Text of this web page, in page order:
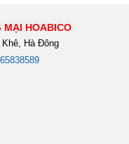
MẠI HOABICO
Hà Đông